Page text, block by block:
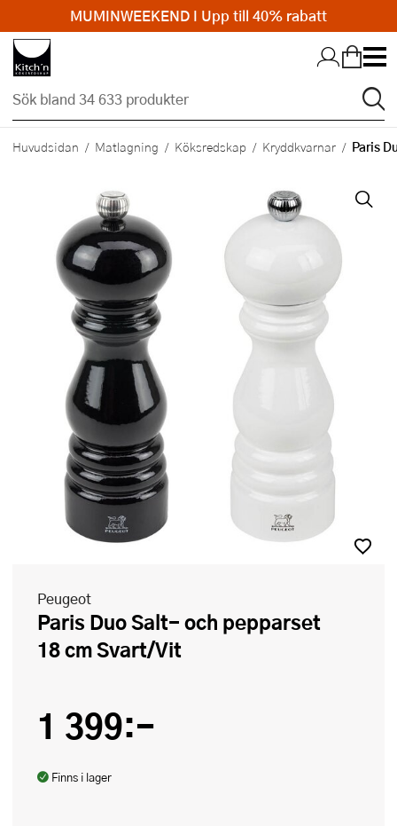
Hopp till huvudinnehållet
Huvudsidan Matlagning Köksredskap Kryddkvarnar Paris
Peugeot
Paris Duo Salt- och pepparset
18 cm Svart/Vit
1 399:-
Finns i lager
MUMINWEEKEND I Upp till 40% rabatt